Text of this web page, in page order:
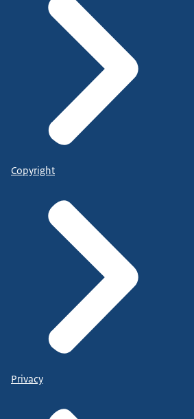
Copyright
Privacy